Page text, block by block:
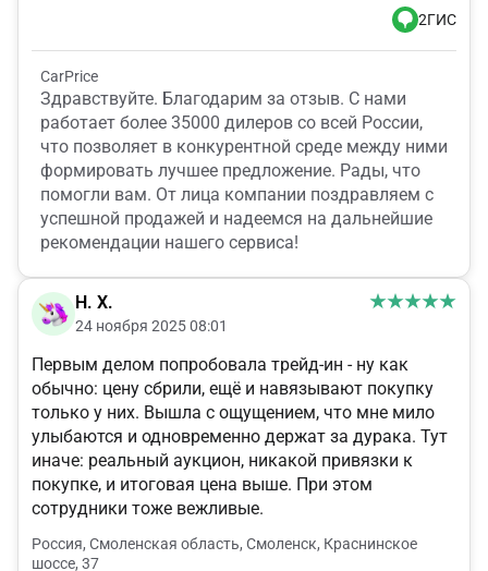
2ГИС
CarPrice
Здравствуйте. Благодарим за отзыв. С нами
работает более 35000 дилеров со всей России,
что позволяет в конкурентной среде между ними
формировать лучшее предложение. Рады, что
помогли вам. От лица компании поздравляем с
успешной продажей и надеемся на дальнейшие
рекомендации нашего сервиса!
Н. Х.
24 ноября 2025 08:01
Первым делом попробовала трейд-ин - ну как
обычно: цену сбрили, ещё и навязывают покупку
только у них. Вышла с ощущением, что мне мило
улыбаются и одновременно держат за дурака. Тут
иначе: реальный аукцион, никакой привязки к
покупке, и итоговая цена выше. При этом
сотрудники тоже вежливые.
Россия, Смоленская область, Смоленск, Краснинское
шоссе, 37